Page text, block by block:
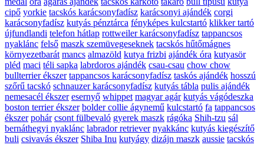
cipő yorkie tacskós karácsonyfadísz karácsonyi ajándék corgi
karácsonyfadísz kutyás pénztárca fényképes kulcstartó klikker tartó
újfundlandi telefon hátlap rottweiler karácsonyfadísz tappancsos
nyaklánc felső maszk szemüvegeseknek tacskós hűtőmágnes
környezetbarát mancs almazöld kutya frizbi ajándék óra kutyasör
pléd maci téli sapka labrdoros ajándék csau-csau chow chow
bullterrier ékszer tappancsos karácsonyfadísz taskós ajándék hosszú
szőrű tacskó schnauzer karácsonyfadísz kutyás tábla pulis ajándék
nemesacél ékszer esernyő whippet magyar agár kutyás vágódeszka
boston terrier ékszer bolder collie ágynemű kulcstartó fa tappancsos
ékszer pohár csont fülbevaló gyerek maszk rágóka Shih-tzu sál
bernáthegyi nyaklánc labrador retriever nyakkánc kutyás kiegészítő
buli csivavás ékszer Shiba Inu kutyágy dizájn maszk aussie tacskós